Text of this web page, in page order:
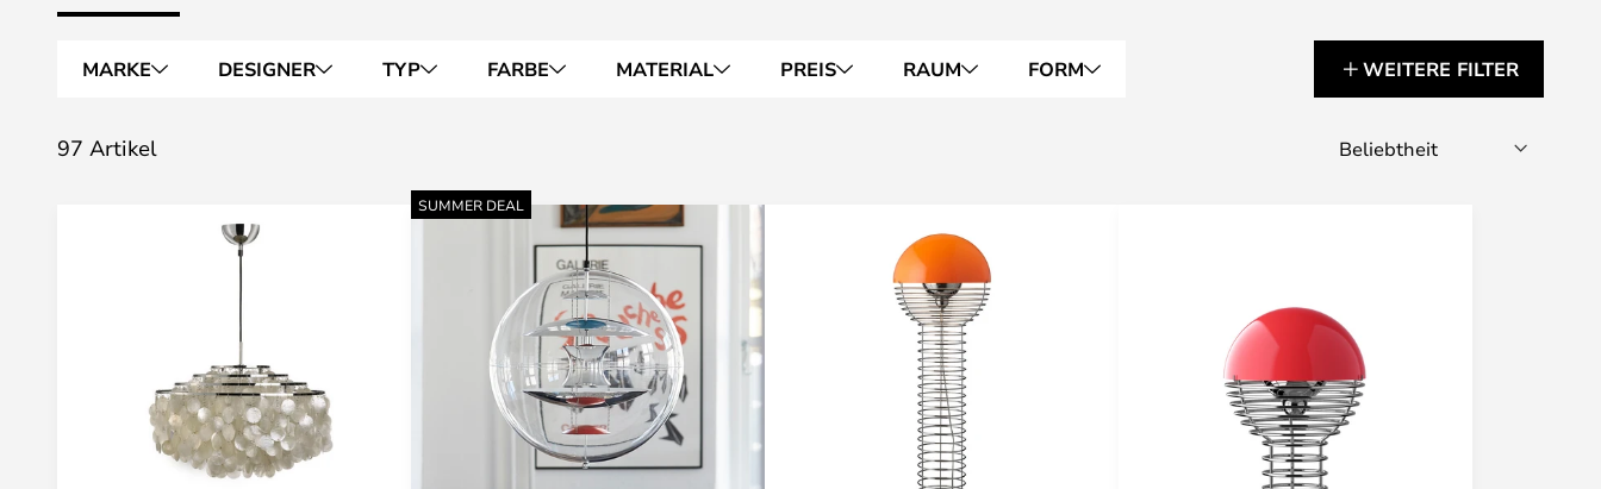
MARKE DESIGNER TYP FARBE MATERIAL PREIS RAUM FORM WEITERE FILTER
97 Artikel
SUMMER DEAL